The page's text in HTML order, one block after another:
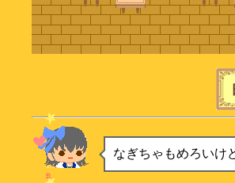
なぎちゃもめろいけ
柿